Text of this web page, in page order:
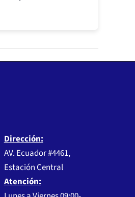
Dirección:
AV. Ecuador #4461,
Estación Central
Atención: